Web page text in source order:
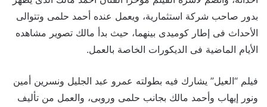
بدور صاحب شركة استثمارية، ويعمل عنده أحمد حلمى وتتوالى
الأحداث فى إطار كوميدى بينهما، حيث بدأ مالك تصوير مشاهده
الأيام الماضية فى الديكورات الخاصة بالعمل.
فيلم “العيل” يشارك فيه بطولته عمرو عبد الجليل ونسرين أمين
ونور إيهاب وأحمد مالك بجانب حلمى وروبى، والعمل من تأليف